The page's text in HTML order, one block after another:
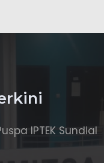
IPTEK Sundial